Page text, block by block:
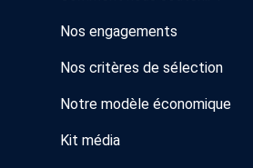
Nos engagements
Nos critères de sélection
Notre modèle économique
Kit média